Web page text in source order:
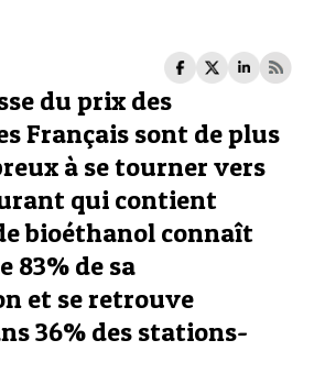
du prix des
Français sont de plus
à se tourner vers
qui contient
bioéthanol connaît
83% de sa
et se retrouve
36% des stations-